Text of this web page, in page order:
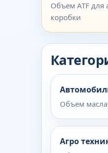
Объем ATF для
коробки
Объем масла
Агро